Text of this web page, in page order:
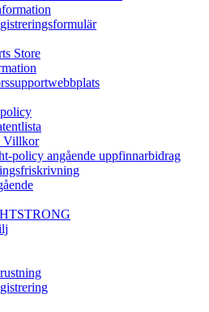
Store
Villkor
policy angående uppfinnarbidrag